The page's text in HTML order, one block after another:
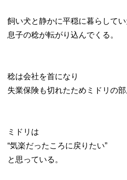
飼い犬と静かに平穏に暮らしてい
息子の稔が転がり込んでくる。
稔は会社を首になり
失業保険も切れたためミドリの
ミドリは
“気楽だったころに戻りたい”
と思っている。